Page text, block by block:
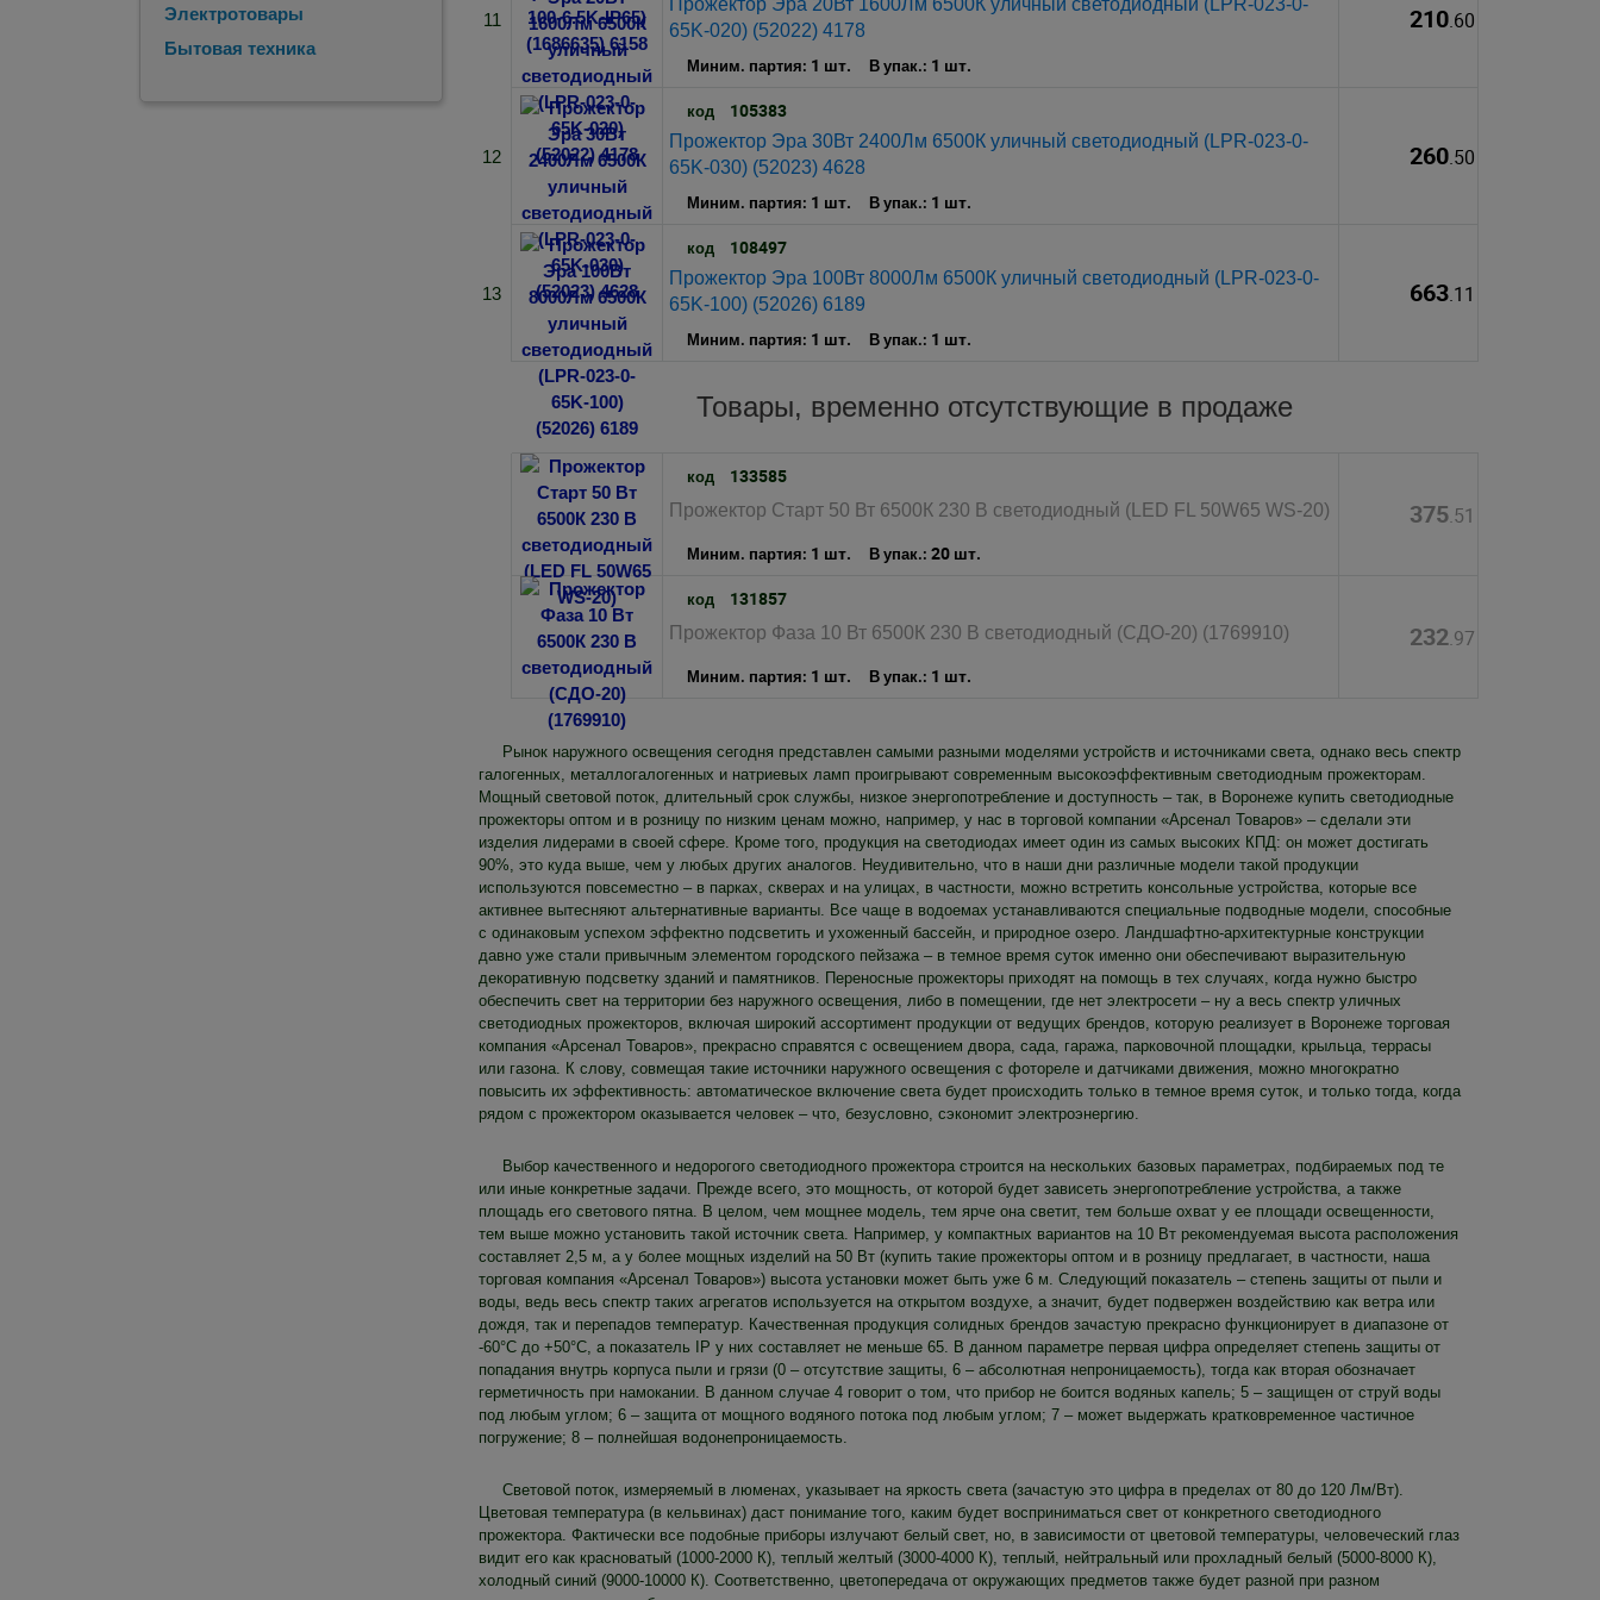
Электротовары
Бытовая техника
11
65K-020) (52022) 4178
Миним. партия: 1 шт. В упак.: 1 шт.
210.60
12
код 105383
Прожектор Эра 30Вт 2400Лм 6500К уличный светодиодный (LPR-023-0-
65K-030) (52023) 4628
Миним. партия: 1 шт. В упак.: 1 шт.
260.50
13
код 108497
Прожектор Эра 100Вт 8000Лм 6500К уличный светодиодный (LPR-023-0-
65K-100) (52026) 6189
Миним. партия: 1 шт. В упак.: 1 шт.
663.11
Товары, временно отсутствующие в продаже
код 133585
Прожектор Старт 50 Вт 6500К 230 В светодиодный (LED FL 50W65 WS-20)
Миним. партия: 1 шт. В упак.: 20 шт.
375.51
код 131857
Прожектор Фаза 10 Вт 6500К 230 В светодиодный (СДО-20) (1769910)
Миним. партия: 1 шт. В упак.: 1 шт.
232.97
Рынок наружного освещения сегодня представлен самыми разными моделями устройств и источниками света, однако весь спектр
галогенных, металлогалогенных и натриевых ламп проигрывают современным высокоэффективным светодиодным прожекторам.
Мощный световой поток, длительный срок службы, низкое энергопотребление и доступность – так, в Воронеже купить светодиодные
прожекторы оптом и в розницу по низким ценам можно, например, у нас в торговой компании «Арсенал Товаров» – сделали эти
изделия лидерами в своей сфере. Кроме того, продукция на светодиодах имеет один из самых высоких КПД: он может достигать
90%, это куда выше, чем у любых других аналогов. Неудивительно, что в наши дни различные модели такой продукции
используются повсеместно – в парках, скверах и на улицах, в частности, можно встретить консольные устройства, которые все
активнее вытесняют альтернативные варианты. Все чаще в водоемах устанавливаются специальные подводные модели, способные
с одинаковым успехом эффектно подсветить и ухоженный бассейн, и природное озеро. Ландшафтно-архитектурные конструкции
давно уже стали привычным элементом городского пейзажа – в темное время суток именно они обеспечивают выразительную
декоративную подсветку зданий и памятников. Переносные прожекторы приходят на помощь в тех случаях, когда нужно быстро
обеспечить свет на территории без наружного освещения, либо в помещении, где нет электросети – ну а весь спектр уличных
светодиодных прожекторов, включая широкий ассортимент продукции от ведущих брендов, которую реализует в Воронеже торговая
компания «Арсенал Товаров», прекрасно справятся с освещением двора, сада, гаража, парковочной площадки, крыльца, террасы
или газона. К слову, совмещая такие источники наружного освещения с фотореле и датчиками движения, можно многократно
повысить их эффективность: автоматическое включение света будет происходить только в темное время суток, и только тогда, когда
рядом с прожектором оказывается человек – что, безусловно, сэкономит электроэнергию.
Выбор качественного и недорогого светодиодного прожектора строится на нескольких базовых параметрах, подбираемых под те
или иные конкретные задачи. Прежде всего, это мощность, от которой будет зависеть энергопотребление устройства, а также
площадь его светового пятна. В целом, чем мощнее модель, тем ярче она светит, тем больше охват у ее площади освещенности,
тем выше можно установить такой источник света. Например, у компактных вариантов на 10 Вт рекомендуемая высота расположения
составляет 2,5 м, а у более мощных изделий на 50 Вт (купить такие прожекторы оптом и в розницу предлагает, в частности, наша
торговая компания «Арсенал Товаров») высота установки может быть уже 6 м. Следующий показатель – степень защиты от пыли и
воды, ведь весь спектр таких агрегатов используется на открытом воздухе, а значит, будет подвержен воздействию как ветра или
дождя, так и перепадов температур. Качественная продукция солидных брендов зачастую прекрасно функционирует в диапазоне от
-60°C до +50°C, а показатель IP у них составляет не меньше 65. В данном параметре первая цифра определяет степень защиты от
попадания внутрь корпуса пыли и грязи (0 – отсутствие защиты, 6 – абсолютная непроницаемость), тогда как вторая обозначает
герметичность при намокании. В данном случае 4 говорит о том, что прибор не боится водяных капель; 5 – защищен от струй воды
под любым углом; 6 – защита от мощного водяного потока под любым углом; 7 – может выдержать кратковременное частичное
погружение; 8 – полнейшая водонепроницаемость.
Световой поток, измеряемый в люменах, указывает на яркость света (зачастую это цифра в пределах от 80 до 120 Лм/Вт).
Цветовая температура (в кельвинах) даст понимание того, каким будет восприниматься свет от конкретного светодиодного
прожектора. Фактически все подобные приборы излучают белый свет, но, в зависимости от цветовой температуры, человеческий глаз
видит его как красноватый (1000-2000 К), теплый желтый (3000-4000 К), теплый, нейтральный или прохладный белый (5000-8000 К),
холодный синий (9000-10000 К). Соответственно, цветопередача от окружающих предметов также будет разной при разном